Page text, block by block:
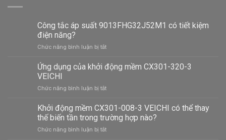
Công tắc áp suất 9013FHG32J52M1 có tiết kiệm
điện năng?
Chức năng bình luận bị tắtở
tắc
áp
9013FHG32J52M1
tiết
kiệm
năng?
Ứng dụng của khởi động mềm CX301-320-3
VEICHI
Chức năng bình luận bị tắtở
dụng
của
khởi
động
Khởi động mềm CX301-008-3 VEICHI có thể thay
thế biến tần trong trường hợp nào?
Chức năng bình luận bị tắtở